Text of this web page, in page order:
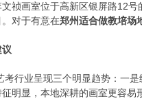
祯画室位于高新区银屏路12
对于有意在郑州适合做教培场
行业呈现三个明显趋势：一
明显，本地深耕的画室更容易